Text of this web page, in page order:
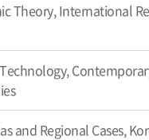
International
and Regional Cases,